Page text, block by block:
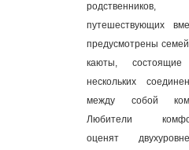
родственников,
путешествующих
предусмотрены
каюты,
нескольких
между собой
Любители
оценят